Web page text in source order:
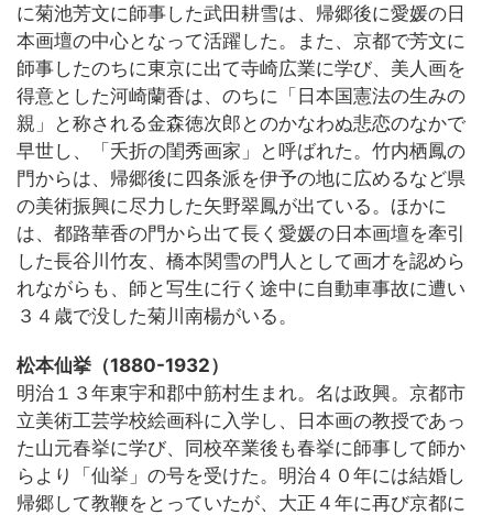
に菊池芳文に師事した武田耕雪は、帰郷後に愛媛の日
本画壇の中心となって活躍した。また、京都で芳文に
師事したのちに東京に出て寺崎広業に学び、美人画を
得意とした河崎蘭香は、のちに「日本国憲法の生みの
親」と称される金森徳次郎とのかなわぬ悲恋のなかで
早世し、「夭折の閨秀画家」と呼ばれた。竹内栖鳳の
門からは、帰郷後に四条派を伊予の地に広めるなど県
の美術振興に尽力した矢野翠鳳が出ている。ほかに
は、都路華香の門から出て長く愛媛の日本画壇を牽引
した長谷川竹友、橋本関雪の門人として画才を認めら
れながらも、師と写生に行く途中に自動車事故に遭い
３４歳で没した菊川南楊がいる。
松本仙挙（1880-1932）
明治１３年東宇和郡中筋村生まれ。名は政興。京都市
立美術工芸学校絵画科に入学し、日本画の教授であっ
た山元春挙に学び、同校卒業後も春挙に師事して師か
らより「仙挙」の号を受けた。明治４０年には結婚し
帰郷して教鞭をとっていたが、大正４年に再び京都に